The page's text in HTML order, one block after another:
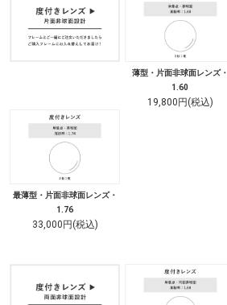
薄型・片面非球面レンズ・
1.60
19,800円(税込)
最薄型・片面非球面レンズ・
1.76
33,000円(税込)